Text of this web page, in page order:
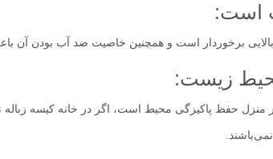
بالایی برخوردار است و همچنین خاصیت ضد آب بودن آن
منزل حفظ پاکیزگی محیط است، اگر در خانه کیسه